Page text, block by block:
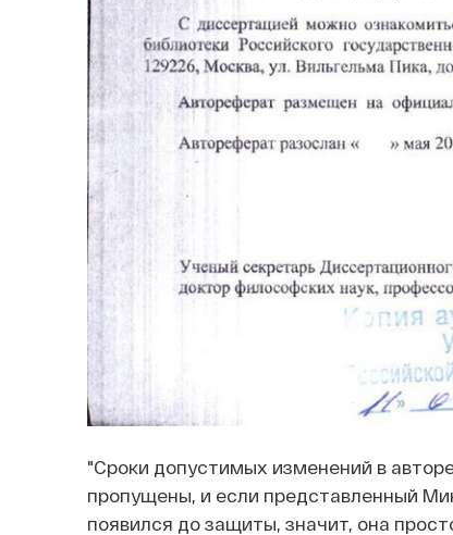
"Сроки допустимых изменений в
пропущены, и если представленный
появился до защиты, значит, она